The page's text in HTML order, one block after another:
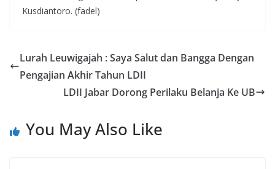
Kusdiantoro. (fadel)
Lurah Leuwigajah : Saya Salut dan Bangga Dengan
Pengajian Akhir Tahun LDII
LDII Jabar Dorong Perilaku Belanja Ke UB
You May Also Like